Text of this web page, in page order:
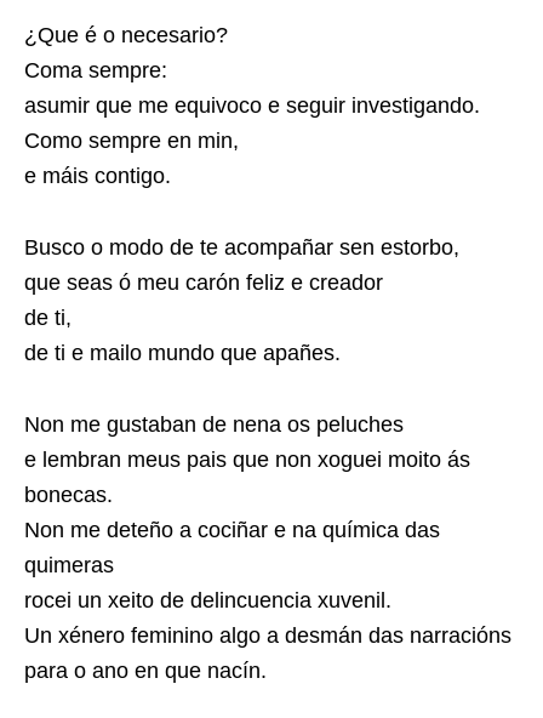
¿Que é o necesario?
Coma sempre:
asumir que me equivoco e seguir investigando.
Como sempre en min,
e máis contigo.
Busco o modo de te acompañar sen estorbo,
que seas ó meu carón feliz e creador
de ti,
de ti e mailo mundo que apañes.
Non me gustaban de nena os peluches
e lembran meus pais que non xoguei moito ás
bonecas.
Non me deteño a cociñar e na química das
quimeras
rocei un xeito de delincuencia xuvenil.
Un xénero feminino algo a desmán das narracións
para o ano en que nacín.